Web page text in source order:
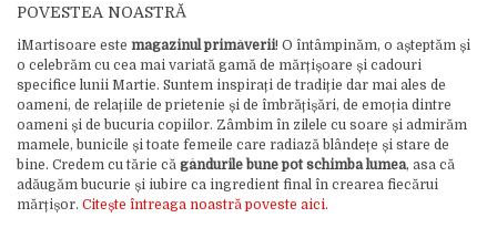
POVESTEA NOASTRĂ
iMartisoare este magazinul primăverii! O întâmpinăm, o așteptăm și
o celebrăm cu cea mai variată gamă de mărțișoare și cadouri
specifice lunii Martie. Suntem inspirați de tradiție dar mai ales de
oameni, de relațiile de prietenie și de îmbrățișări, de emoția dintre
oameni și de bucuria copiilor. Zâmbim în zilele cu soare și admirăm
mamele, bunicile și toate femeile care radiază blândețe și stare de
bine. Credem cu tărie că gândurile bune pot schimba lumea, asa că
adăugăm bucurie și iubire ca ingredient final în crearea fiecărui
mărțișor. Citește întreaga noastră poveste aici.